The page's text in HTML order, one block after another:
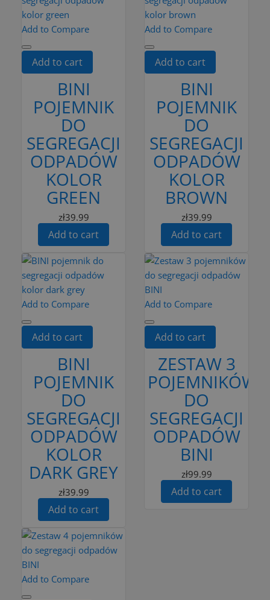
Add to Compare
Add to cart
BINI
POJEMNIK
DO
SEGREGACJI
ODPADÓW
KOLOR
GREEN
zł39.99
Add to cart
Add to Compare
Add to cart
BINI
POJEMNIK
DO
SEGREGACJI
ODPADÓW
KOLOR
BROWN
zł39.99
Add to cart
Add to Compare
Add to cart
BINI
POJEMNIK
DO
SEGREGACJI
ODPADÓW
KOLOR
DARK GREY
zł39.99
Add to cart
Add to Compare
Add to cart
ZESTAW 3
POJEMNIKÓW
DO
SEGREGACJI
ODPADÓW
BINI
zł99.99
Add to cart
Add to Compare